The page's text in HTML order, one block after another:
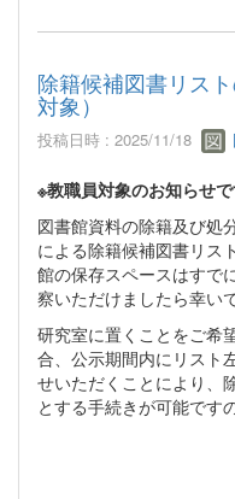
除籍候補図書リス
対象）
投稿日時 : 2025/11/18
※教職員対象のお知らせ
図書館資料の除籍及び処
による除籍候補図書リス
館の保存スペースはすで
察いただけましたら幸いで
研究室に置くことをご希
合、公示期間内にリスト
せいただくことにより、
とする手続きが可能です